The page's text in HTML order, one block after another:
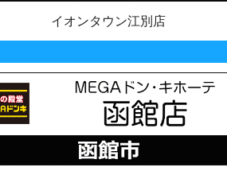
イオンタウン江別店